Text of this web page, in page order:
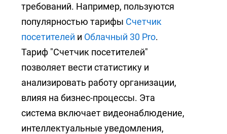
требований. Например, пользуются
популярностью тарифы Счетчик
посетителей и Облачный 30 Pro.
Тариф "Счетчик посетителей"
позволяет вести статистику и
анализировать работу организации,
влияя на бизнес-процессы. Эта
система включает видеонаблюдение,
интеллектуальные уведомления,